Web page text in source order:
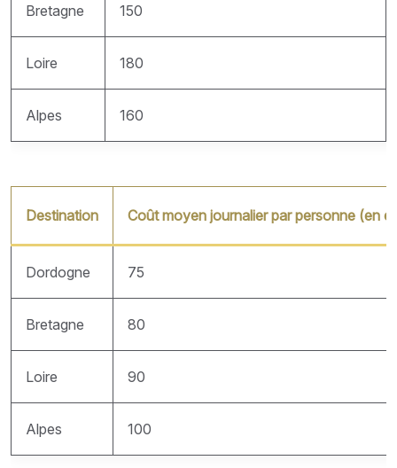
Bretagne 150
Loire 180
Alpes 160
Destination Coût moyen journalier par personne (en
Dordogne 75
Bretagne 80
Loire 90
Alpes 100